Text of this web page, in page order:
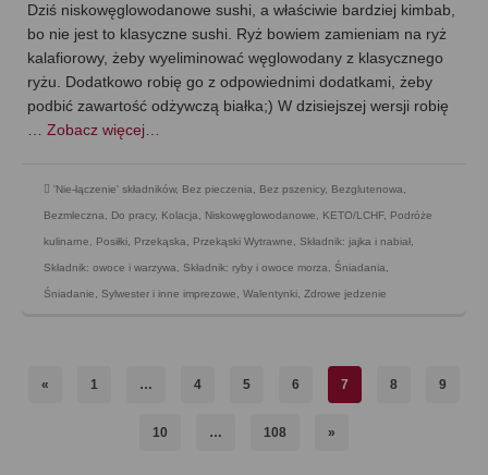
Dziś niskowęglowodanowe sushi, a właściwie bardziej kimbab,
bo nie jest to klasyczne sushi. Ryż bowiem zamieniam na ryż
kalafiorowy, żeby wyeliminować węglowodany z klasycznego
ryżu. Dodatkowo robię go z odpowiednimi dodatkami, żeby
podbić zawartość odżywczą białka;) W dzisiejszej wersji robię
Zobacz więcej…
'Nie-łączenie' składników, Bez pieczenia Bez pszenicy, Bezglutenowa
Bezmleczna Do pracy, Kolacja Niskowęglowodanowe, KETO/LCHF, Podróże
kulinarne Posiłki Przekąska Przekąski Wytrawne Składnik: jajka i nabiał
Składnik: owoce i warzywa Składnik: ryby i owoce morza Śniadania
Śniadanie Sylwester i inne imprezowe Walentynki Zdrowe jedzenie
« 1 … 4 5 6 7 8 9
10 … 108 »